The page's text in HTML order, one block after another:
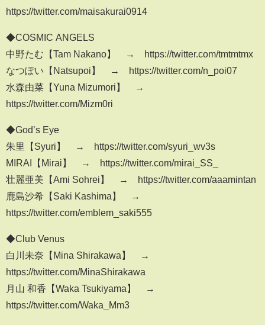
https://twitter.com/maisakurai0914
◆COSMIC ANGELS
中野たむ【Tam Nakano】 → https://twitter.com/tmtmtmx
なつぽい【Natsupoi】 → https://twitter.com/n_poi07
水森由菜【Yuna Mizumori】 →
https://twitter.com/Mizm0ri
◆God’s Eye
朱里【Syuri】 → https://twitter.com/syuri_wv3s
MIRAI【Mirai】 → https://twitter.com/mirai_SS_
壮麗亜美【Ami Sohrei】 → https://twitter.com/aaamintan
鹿島沙希【Saki Kashima】 →
https://twitter.com/emblem_saki555
◆Club Venus
白川未奈【Mina Shirakawa】 →
https://twitter.com/MinaShirakawa
月山 和香【Waka Tsukiyama】 →
https://twitter.com/Waka_Mm3